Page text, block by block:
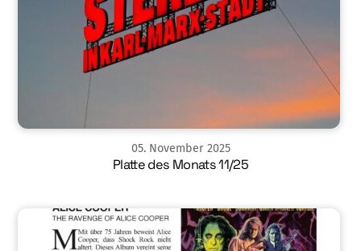
05. November 2025
Platte des Monats 11/25